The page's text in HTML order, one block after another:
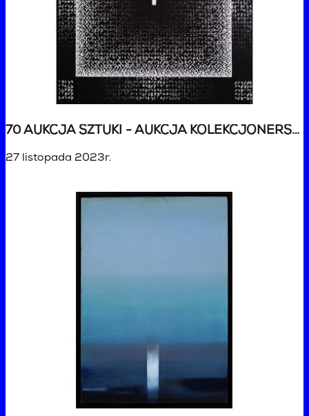
70 AUKCJA SZTUKI - AUKCJA KOLEKCJONERSKA
27 listopada 2023r.